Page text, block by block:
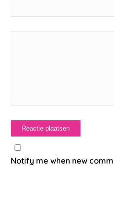
Notify me when new